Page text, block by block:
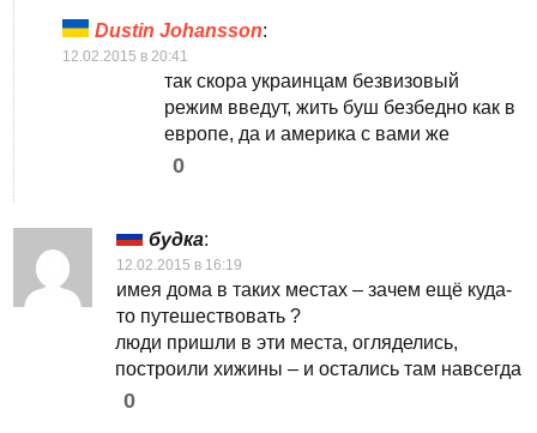
Dustin Johansson:
12.02.2015 в 20:41
так скора украинцам безвизовый
режим введут, жить буш безбедно как в
европе, да и америка с вами же
0
будка:
12.02.2015 в 16:19
имея дома в таких местах – зачем ещё куда-
то путешествовать ?
люди пришли в эти места, огляделись,
построили хижины – и остались там навсегда
0